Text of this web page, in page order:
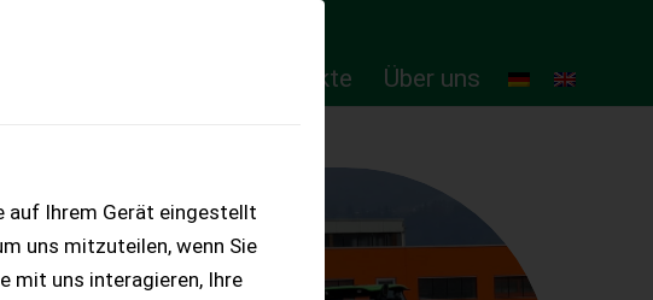
auf Ihrem Gerät eingestellt
uns mitzuteilen, wenn Sie
mit uns interagieren, Ihre
Online-Produkte Über uns